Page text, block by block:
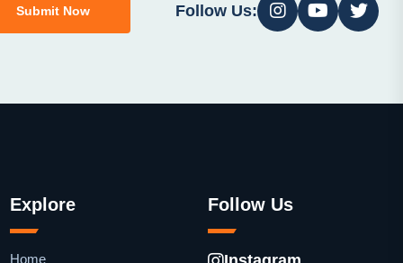
Submit Now Follow Us:
Explore
Home
Follow Us